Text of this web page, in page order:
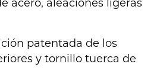
acero, aleaciones ligeras
patentada de los
y tornillo tuerca de